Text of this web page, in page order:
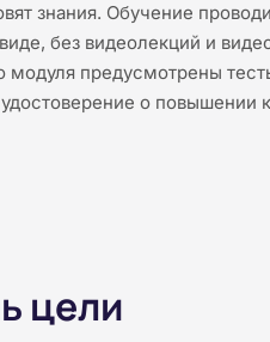
знания. Обучение
без видеолекций и
предусмотрены
о повышении
цели